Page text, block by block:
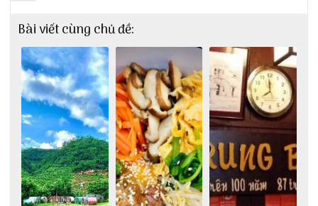
Bài viết cùng chủ đề: